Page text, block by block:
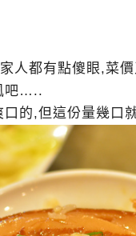
人都有點傻眼,菜
吧…..
口的,但這份量幾口